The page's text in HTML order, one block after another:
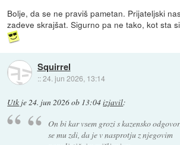
Bolje, da se ne praviš pametan. Prijateljski
zadeve skrajšat. Sigurno pa ne tako, kot sta
Squirrel
::24. jun 2026, 13:14
Utk je24. jun 2026 ob 13:04izjavil:
On bi kar vsem grozi s kazensko
se mu zdi, da je v nasprotju z njegovim